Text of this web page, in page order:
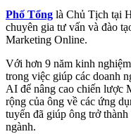
Phố Tổng là Chủ Tịch tại
chuyên gia tư vấn và đào
Marketing Online.
Với hơn 9 năm kinh
trong việc giúp các doanh
AI để nâng cao chiến lược
rộng của ông về các ứng
tuyến đã giúp ông trở
ngành.